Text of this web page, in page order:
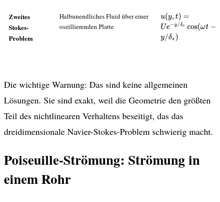
Zweites
Stokes-
Problem
Halbunendliches Fluid über einer
oszillierenden Platte
u(y,t)=Ue^{-
y/
t-y/\delta_s)
u(y, t) =
Ue−y/δs cos(ωt −
y/δs )
Die wichtige Warnung: Das sind keine allgemeinen
Lösungen. Sie sind exakt, weil die Geometrie den größten
Teil des nichtlinearen Verhaltens beseitigt, das das
dreidimensionale Navier-Stokes-Problem schwierig macht.
Poiseuille-Strömung: Strömung in
einem Rohr